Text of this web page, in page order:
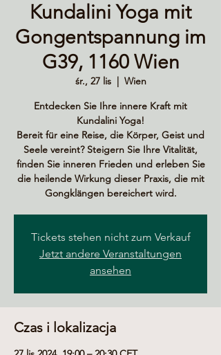
Kundalini Yoga mit
Gongentspannung im
G39, 1160 Wien
śr., 27 lis
  |
Wien
Entdecken Sie Ihre innere Kraft mit
Kundalini Yoga!
Bereit für eine Reise, die Körper, Geist und
Seele vereint? Steigern Sie Ihre Vitalität,
finden Sie inneren Frieden und erleben Sie
die heilende Wirkung dieser Praxis, die mit
Gongklängen bereichert wird.
Tickets stehen nicht zum Verkauf
Jetzt andere Veranstaltungen
ansehen
Czas i lokalizacja